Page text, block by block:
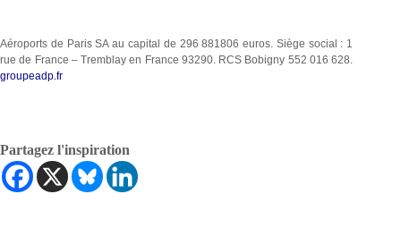
Aéroports de Paris SA au capital de 296 881806 euros. Siège social : 1
rue de France – Tremblay en France 93290. RCS Bobigny 552 016 628.
groupeadp.fr
Partagez l'inspiration